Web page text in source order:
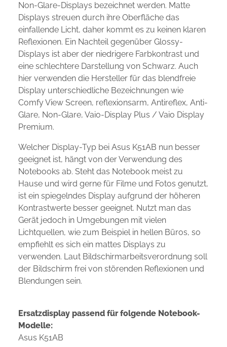
Non-Glare-Displays bezeichnet werden. Matte
Displays streuen durch ihre Oberfläche das
einfallende Licht, daher kommt es zu keinen klaren
Reflexionen. Ein Nachteil gegenüber Glossy-
Displays ist aber der niedrigere Farbkontrast und
eine schlechtere Darstellung von Schwarz. Auch
hier verwenden die Hersteller für das blendfreie
Display unterschiedliche Bezeichnungen wie
Comfy View Screen, reflexionsarm, Antireflex, Anti-
Glare, Non-Glare, Vaio-Display Plus / Vaio Display
Premium.
Welcher Display-Typ bei Asus K51AB nun besser
geeignet ist, hängt von der Verwendung des
Notebooks ab. Steht das Notebook meist zu
Hause und wird gerne für Filme und Fotos genutzt,
ist ein spiegelndes Display aufgrund der höheren
Kontrastwerte besser geeignet. Nutzt man das
Gerät jedoch in Umgebungen mit vielen
Lichtquellen, wie zum Beispiel in hellen Büros, so
empfiehlt es sich ein mattes Displays zu
verwenden. Laut Bildschirmarbeitsverordnung soll
der Bildschirm frei von störenden Reflexionen und
Blendungen sein.
Ersatzdisplay passend für folgende Notebook-
Modelle:
Asus K51AB